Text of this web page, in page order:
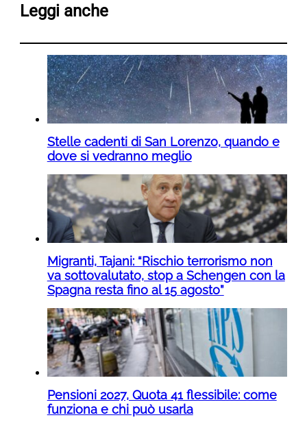
Leggi anche
Stelle cadenti di San Lorenzo, quando e
dove si vedranno meglio
Migranti, Tajani: “Rischio terrorismo non
va sottovalutato, stop a Schengen con la
Spagna resta fino al 15 agosto”
Pensioni 2027, Quota 41 flessibile: come
funziona e chi può usarla